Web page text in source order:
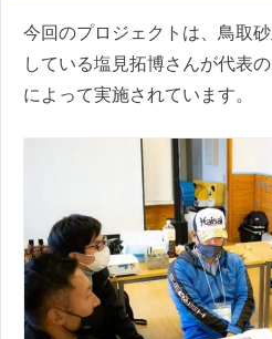
今回のプロジェクトは、鳥取
している塩見拓博さんが代表
によって実施されています。